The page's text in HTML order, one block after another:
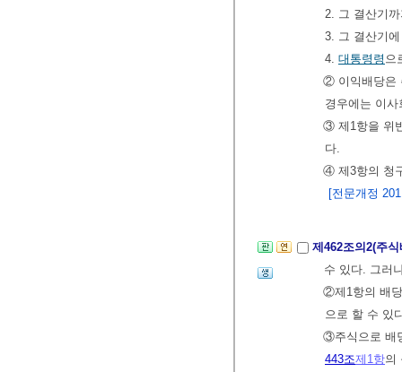
2. 그 결산기
3. 그 결산기
4. 대통령령 으
② 이익배당은
경우에는 이
③ 제1항을 위
다.
④ 제3항의 청
[전문개정
제462조의2(주
수 있다. 그러
②제1항의 배
으로 할 수 있
③주식으로 배
443조제1항의